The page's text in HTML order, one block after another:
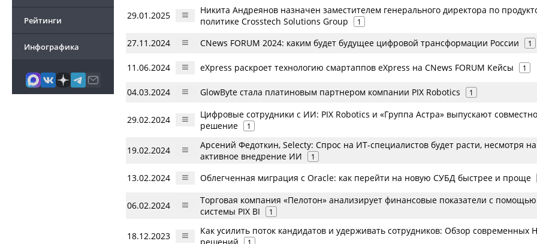
Рейтинги
Инфографика
29.01.2025
Никита Андреянов назначен заместителем генерального директора по
политике Crosstech Solutions Group
1
27.11.2024 CNews FORUM 2024: каким будет будущее цифровой трансформации России 1
11.06.2024 eXpress раскроет технологию смартаппов eXpress на CNews FORUM Кейсы 1
04.03.2024 GlowByte стала платиновым партнером компании PIX Robotics 1
29.02.2024
Цифровые сотрудники с ИИ: PIX Robotics и «Группа Астра» выпускают
решение
1
19.02.2024
Арсений Федоткин, Selecty: Спрос на ИТ-специалистов будет расти, несмотря на
активное внедрение ИИ
1
13.02.2024 Облегченная миграция с Oracle: как перейти на новую СУБД быстрее и проще
06.02.2024
Торговая компания «Пелотон» анализирует финансовые показатели с помощью
системы PIX BI
1
18.12.2023
Как усилить поток кандидатов и удерживать сотрудников: Обзор современных